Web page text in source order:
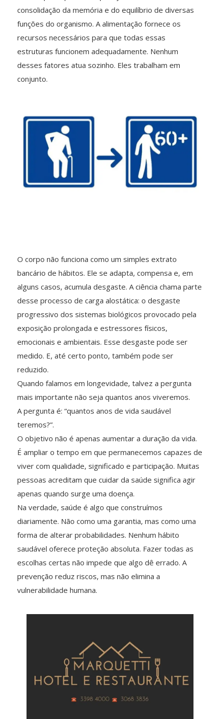
consolidação da memória e do equilíbrio de diversas
funções do organismo. A alimentação fornece os
recursos necessários para que todas essas
estruturas funcionem adequadamente. Nenhum
desses fatores atua sozinho. Eles trabalham em
conjunto.
O corpo não funciona como um simples extrato
bancário de hábitos. Ele se adapta, compensa e, em
alguns casos, acumula desgaste. A ciência chama parte
desse processo de carga alostática: o desgaste
progressivo dos sistemas biológicos provocado pela
exposição prolongada e estressores físicos,
emocionais e ambientais. Esse desgaste pode ser
medido. E, até certo ponto, também pode ser
reduzido.
Quando falamos em longevidade, talvez a pergunta
mais importante não seja quantos anos viveremos.
A pergunta é: “quantos anos de vida saudável
teremos?”.
O objetivo não é apenas aumentar a duração da vida.
É ampliar o tempo em que permanecemos capazes de
viver com qualidade, significado e participação. Muitas
pessoas acreditam que cuidar da saúde significa agir
apenas quando surge uma doença.
Na verdade, saúde é algo que construímos
diariamente. Não como uma garantia, mas como uma
forma de alterar probabilidades. Nenhum hábito
saudável oferece proteção absoluta. Fazer todas as
escolhas certas não impede que algo dê errado. A
prevenção reduz riscos, mas não elimina a
vulnerabilidade humana.